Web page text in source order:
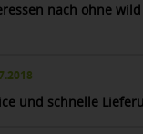
nach ohne
und schnelle